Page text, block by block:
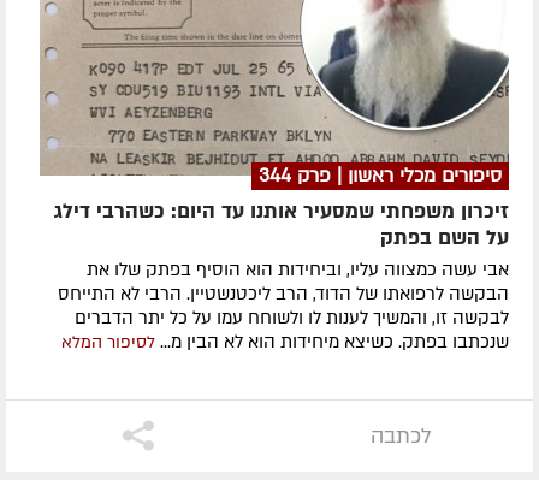
סיפורים מכלי ראשון | פרק 344
זיכרון משפחתי שמסעיר אותנו עד היום: כשהרבי דילג
על השם בפתק
אבי עשה כמצווה עליו, וביחידות הוא הוסיף בפתק שלו את
הבקשה לרפואתו של הדוד, הרב ליכטנשטיין. הרבי לא התייחס
לבקשה זו, והמשיך לענות לו ולשוחח עמו על כל יתר הדברים
שנכתבו בפתק. כשיצא מיחידות הוא לא הבין מ... לסיפור המלא
לכתבה